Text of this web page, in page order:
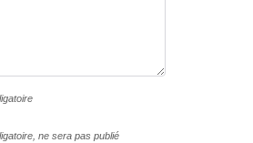
, ne sera pas publié